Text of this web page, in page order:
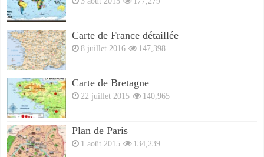
Carte de France détaillée
8 juillet 2016 147,398
Carte de Bretagne
22 juillet 2015 140,965
Plan de Paris
1 août 2015 134,239